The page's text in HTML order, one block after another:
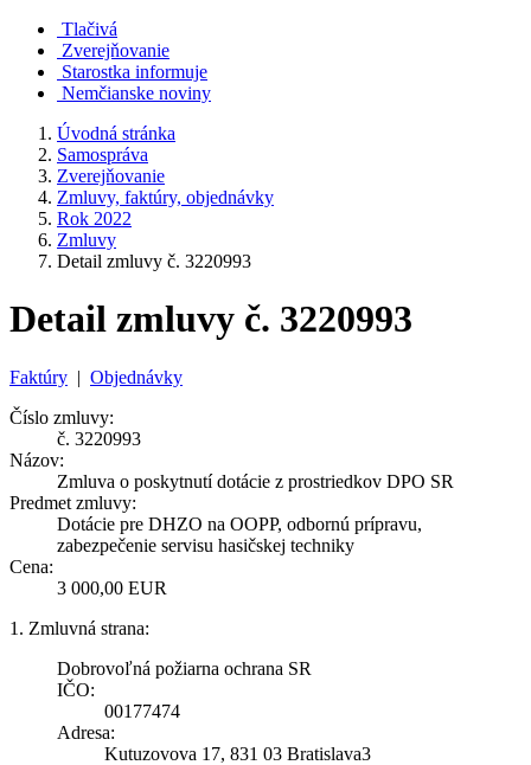
Tlačivá
Zverejňovanie
Starostka informuje
Nemčianske noviny
Úvodná stránka
Samospráva
Zverejňovanie
Zmluvy, faktúry, objednávky
Rok 2022
Zmluvy
Detail zmluvy č. 3220993
Detail zmluvy č. 3220993
Faktúry | Objednávky
Číslo zmluvy:
č. 3220993
Názov:
Zmluva o poskytnutí dotácie z prostriedkov DPO SR
Predmet zmluvy:
Dotácie pre DHZO na OOPP, odbornú prípravu,
zabezpečenie servisu hasičskej techniky
Cena:
3 000,00 EUR
1. Zmluvná strana:
Dobrovoľná požiarna ochrana SR
IČO:
00177474
Adresa:
Kutuzovova 17, 831 03 Bratislava3